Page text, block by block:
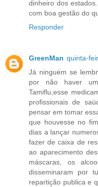
dinheiro dos
com boa gestão do
Responder
GreenMan quinta-
Já ninguém se
por não haver
Tamiflu,esse
profissionais de
pensar em tomar
que houvesse no
dias a lançar
fazer de caixa de
ao aparecimento
máscaras, os
disseminaram por
repartição publica e